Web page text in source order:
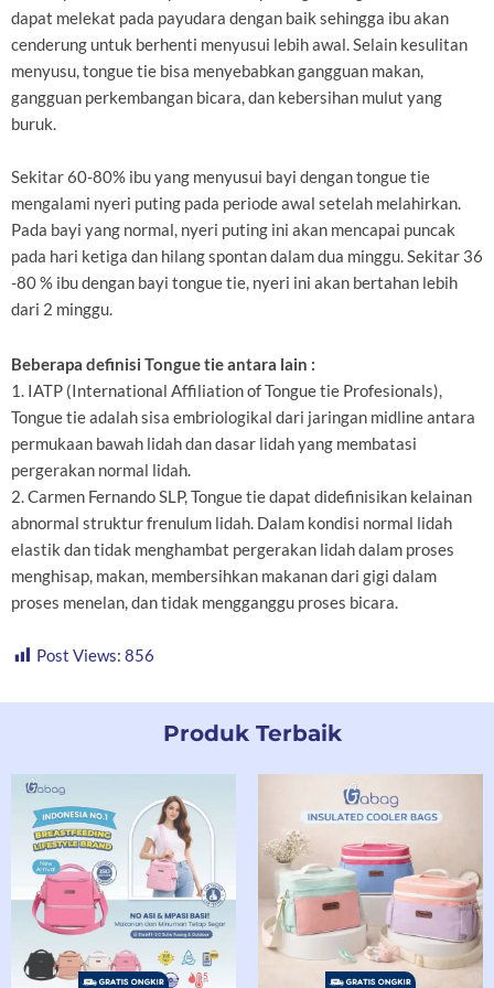
dapat melekat pada payudara dengan baik sehingga ibu akan
cenderung untuk berhenti menyusui lebih awal. Selain kesulitan
menyusu, tongue tie bisa menyebabkan gangguan makan,
gangguan perkembangan bicara, dan kebersihan mulut yang
buruk.
Sekitar 60-80% ibu yang menyusui bayi dengan tongue tie
mengalami nyeri puting pada periode awal setelah melahirkan.
Pada bayi yang normal, nyeri puting ini akan mencapai puncak
pada hari ketiga dan hilang spontan dalam dua minggu. Sekitar 36
-80 % ibu dengan bayi tongue tie, nyeri ini akan bertahan lebih
dari 2 minggu.
Beberapa definisi Tongue tie antara lain :
1. IATP (International Affiliation of Tongue tie Profesionals),
Tongue tie adalah sisa embriologikal dari jaringan midline antara
permukaan bawah lidah dan dasar lidah yang membatasi
pergerakan normal lidah.
2. Carmen Fernando SLP, Tongue tie dapat didefinisikan kelainan
abnormal struktur frenulum lidah. Dalam kondisi normal lidah
elastik dan tidak menghambat pergerakan lidah dalam proses
menghisap, makan, membersihkan makanan dari gigi dalam
proses menelan, dan tidak mengganggu proses bicara.
Post Views: 856
Produk Terbaik